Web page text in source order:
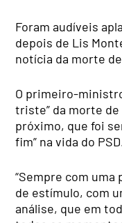
Foram audíveis
depois de Lis
notícia da morte
O primeiro-
triste” da morte
próximo, que foi
fim” na vida do
“Sempre com uma
de estímulo, com
análise, que em